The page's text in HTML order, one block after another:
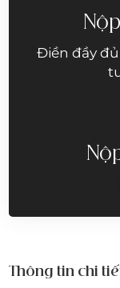
Điền đầy
Thông tin chi